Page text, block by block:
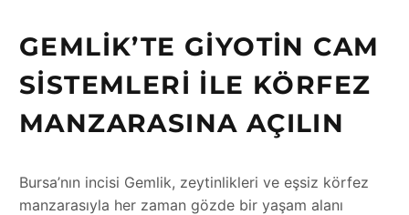
GEMLIK’TE GIYOTIN CAM
SISTEMLERI ILE KÖRFEZ
MANZARASINA AÇILIN
Bursa’nın incisi Gemlik, zeytinlikleri ve eşsiz körfez
manzarasıyla her zaman gözde bir yaşam alanı